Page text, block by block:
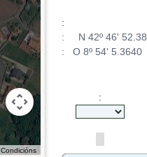
For development purposes only
Condicións
:
: N 42º 46' 52.38
: O 8º 54' 5.3640
: